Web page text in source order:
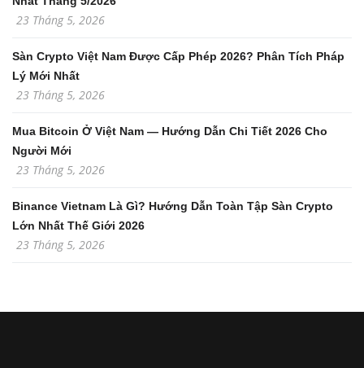
23 Tháng 5, 2026
Sàn Crypto Việt Nam Được Cấp Phép 2026? Phân Tích Pháp
Lý Mới Nhất
23 Tháng 5, 2026
Mua Bitcoin Ở Việt Nam — Hướng Dẫn Chi Tiết 2026 Cho
Người Mới
23 Tháng 5, 2026
Binance Vietnam Là Gì? Hướng Dẫn Toàn Tập Sàn Crypto
Lớn Nhất Thế Giới 2026
23 Tháng 5, 2026